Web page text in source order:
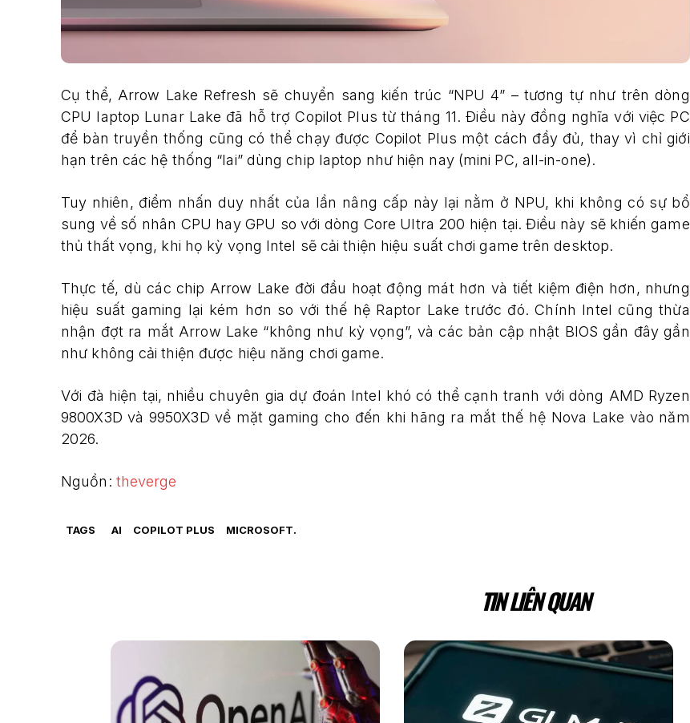
Cụ thể, Arrow Lake Refresh sẽ chuyển sang kiến trúc “NPU 4” – tương tự như trên dòng
CPU laptop Lunar Lake đã hỗ trợ Copilot Plus từ tháng 11. Điều này đồng nghĩa với việc PC
để bàn truyền thống cũng có thể chạy được Copilot Plus một cách đầy đủ, thay vì chỉ giới
hạn trên các hệ thống “lai” dùng chip laptop như hiện nay (mini PC, all-in-one).
Tuy nhiên, điểm nhấn duy nhất của lần nâng cấp này lại nằm ở NPU, khi không có sự bổ
sung về số nhân CPU hay GPU so với dòng Core Ultra 200 hiện tại. Điều này sẽ khiến game
thủ thất vọng, khi họ kỳ vọng Intel sẽ cải thiện hiệu suất chơi game trên desktop.
Thực tế, dù các chip Arrow Lake đời đầu hoạt động mát hơn và tiết kiệm điện hơn, nhưng
hiệu suất gaming lại kém hơn so với thế hệ Raptor Lake trước đó. Chính Intel cũng thừa
nhận đợt ra mắt Arrow Lake “không như kỳ vọng”, và các bản cập nhật BIOS gần đây gần
như không cải thiện được hiệu năng chơi game.
Với đà hiện tại, nhiều chuyên gia dự đoán Intel khó có thể cạnh tranh với dòng AMD Ryzen
9800X3D và 9950X3D về mặt gaming cho đến khi hãng ra mắt thế hệ Nova Lake vào năm
2026.
Nguồn: theverge
TAGS AI COPILOT PLUS MICROSOFT.
TIN LIÊN QUAN